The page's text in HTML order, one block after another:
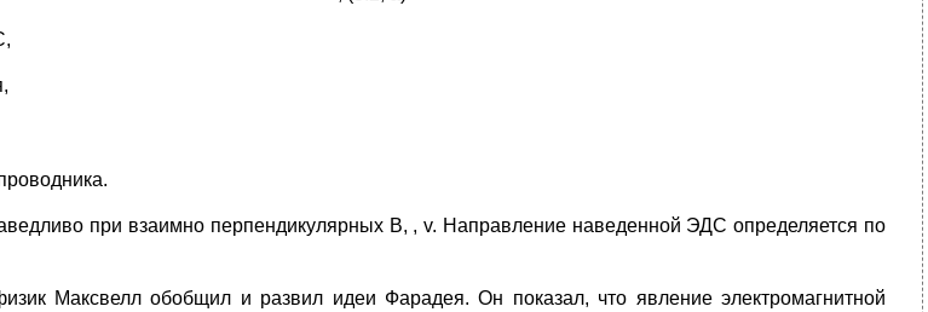
при взаимно перпендикулярных В, , v. Направление наведенной ЭДС определяется по
Максвелл обобщил и развил идеи Фарадея. Он показал, что явление электромагнитной